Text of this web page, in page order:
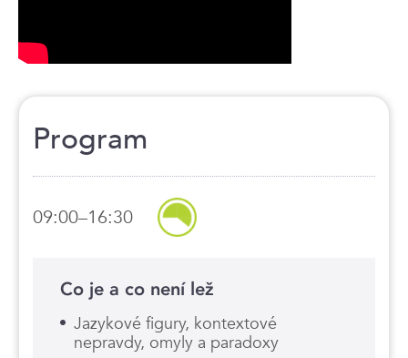
Program
09:00–16:30
Co je a co není lež
Jazykové figury, kontextové
nepravdy, omyly a paradoxy